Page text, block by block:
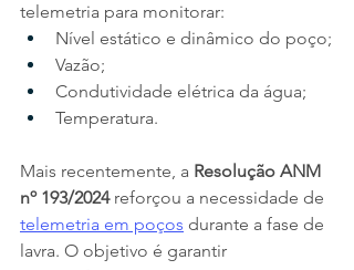
telemetria para monitorar:
Nível estático e dinâmico do poço;
Vazão;
Condutividade elétrica da água;
Temperatura.
Mais recentemente, a Resolução ANM
nº 193/2024 reforçou a necessidade de
telemetria em poços durante a fase de
lavra. O objetivo é garantir